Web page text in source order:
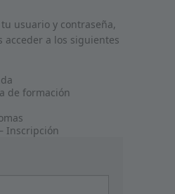
usuario y contraseña,
acceder a los siguientes
de formación
Inscripción